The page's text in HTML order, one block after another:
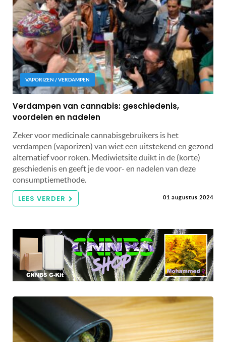
VAPORIZEN / VERDAMPEN
Verdampen van cannabis: geschiedenis,
voordelen en nadelen
Zeker voor medicinale cannabisgebruikers is het
verdampen (vaporizen) van wiet een uitstekend en gezond
alternatief voor roken. Mediwietsite duikt in de (korte)
geschiedenis en geeft je de voor- en nadelen van deze
consumptiemethode.
LEES VERDER 01 augustus 2024